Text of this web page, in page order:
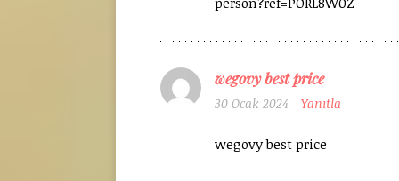
wegovy best price
30 Ocak 2024 Yanıtla
wegovy best price